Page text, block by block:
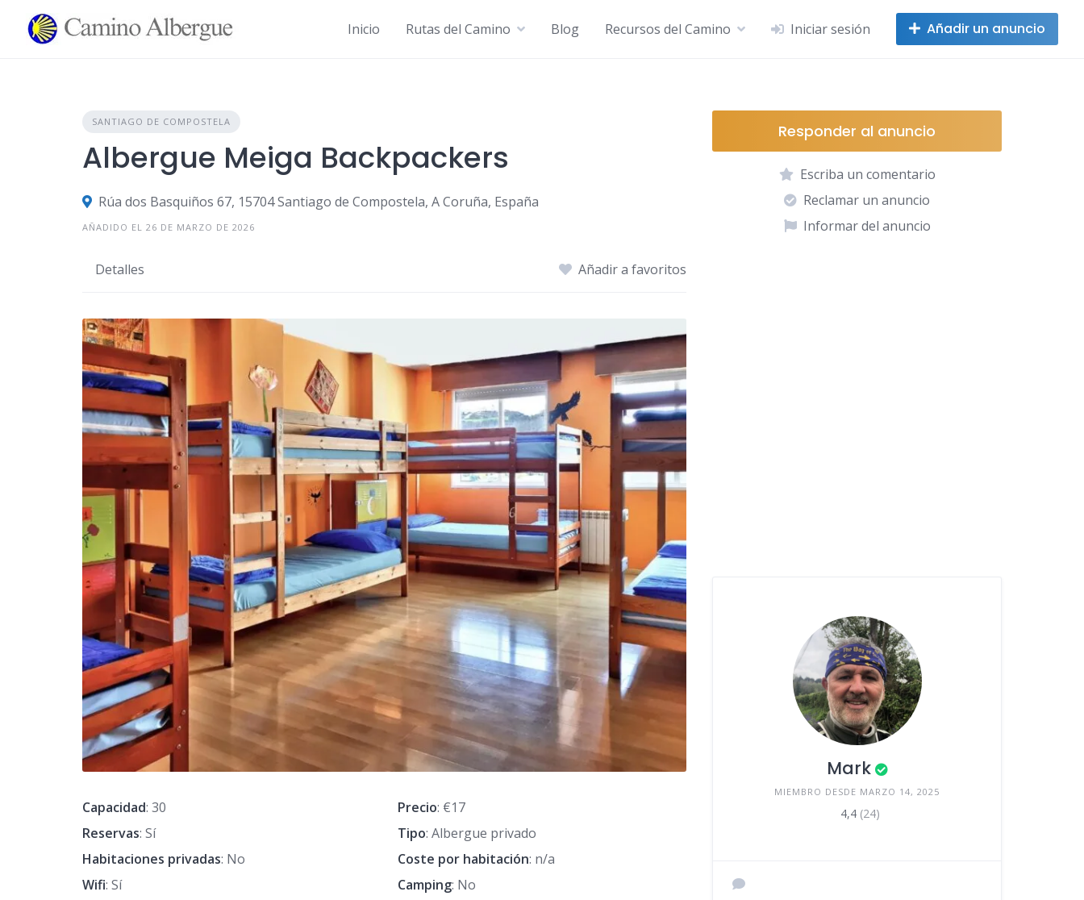
contenido
Inicio Rutas del Camino Blog Recursos del Camino Iniciar sesión Añadir un anuncio
SANTIAGO DE COMPOSTELA
Albergue Meiga Backpackers
Rúa dos Basquiños 67, 15704 Santiago de Compostela, A Coruña, España
AÑADIDO EL 26 DE MARZO DE 2026
Detalles Añadir a favoritos
Capacidad: 30 Precio: €17
Reservas: Sí Tipo: Albergue privado
Habitaciones privadas: No Coste por habitación: n/a
Wifi: Sí Camping: No
Responder al anuncio
Escriba un comentario
Reclamar un anuncio
Informar del anuncio
Mark
MIEMBRO DESDE MARZO 14, 2025
4,4 (24)